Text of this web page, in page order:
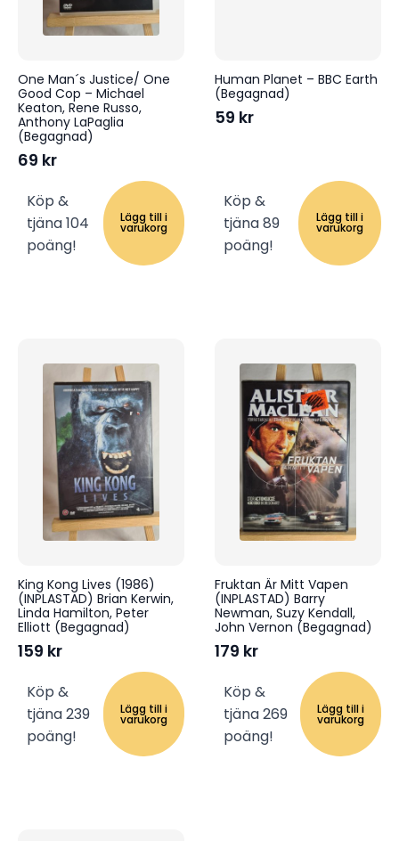
One Man´s Justice/ One
Good Cop – Michael
Keaton, Rene Russo,
Anthony LaPaglia
(Begagnad)
69 kr
Köp &
tjäna 104
poäng!
Lägg till i
varukorg
Human Planet – BBC Earth
(Begagnad)
59 kr
Köp &
tjäna 89
poäng!
Lägg till i
varukorg
King Kong Lives (1986)
(INPLASTAD) Brian Kerwin,
Linda Hamilton, Peter
Elliott (Begagnad)
159 kr
Köp &
tjäna 239
poäng!
Lägg till i
varukorg
Fruktan Är Mitt Vapen
(INPLASTAD) Barry
Newman, Suzy Kendall,
John Vernon (Begagnad)
179 kr
Köp &
tjäna 269
poäng!
Lägg till i
varukorg